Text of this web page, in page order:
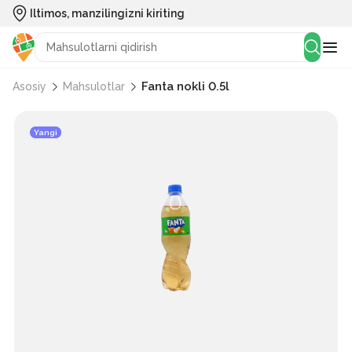
Iltimos, manzilingizni kiriting
Asosiy Mahsulotlar Fanta nokli 0.5l
Yangi